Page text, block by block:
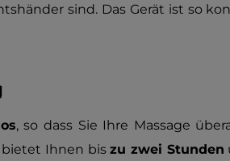
sind. Das Gerät ist so
, so dass Sie Ihre Massage
bietet Ihnen biszu zwei Stunden